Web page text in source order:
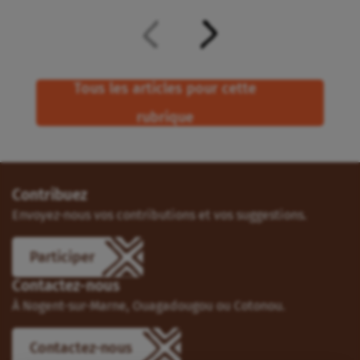
Tous les articles pour cette
rubrique
Contribuez
Envoyez-nous vos contributions et vos suggestions.
Participer
Contactez-nous
À Nogent-sur-Marne, Ouagadougou ou Cotonou.
Contactez-nous